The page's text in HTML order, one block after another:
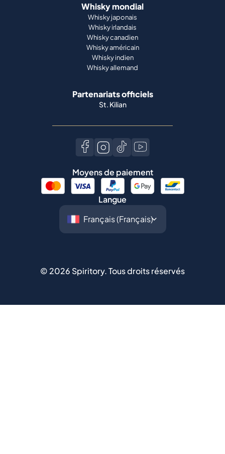
Whisky mondial
Whisky japonais
Whisky irlandais
Whisky canadien
Whisky américain
Whisky indien
Whisky allemand
Partenariats officiels
St. Kilian
Moyens de paiement
Langue
© 2026 Spiritory.Tous droits réservés